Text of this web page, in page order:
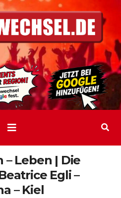
– Leben | Die
Egli –
– Kiel